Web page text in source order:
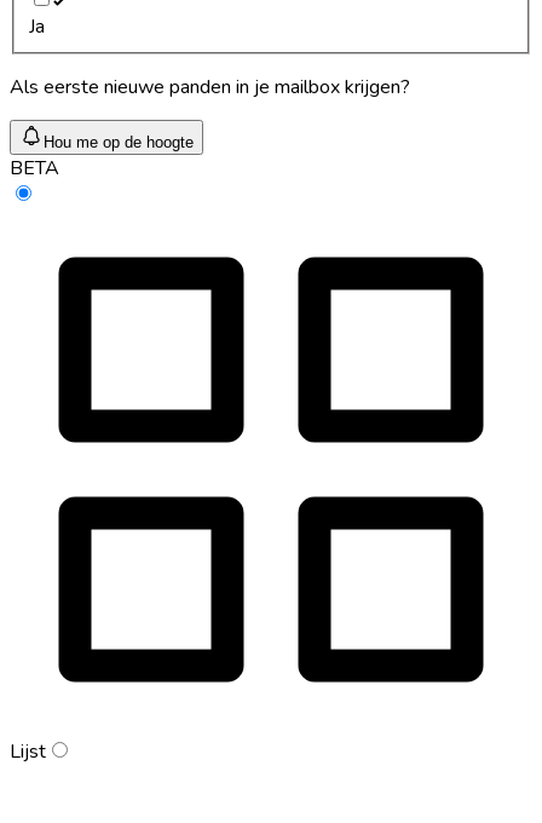
Ja
Als eerste nieuwe panden in je mailbox krijgen?
Hou me op de hoogte
BETA
Lijst